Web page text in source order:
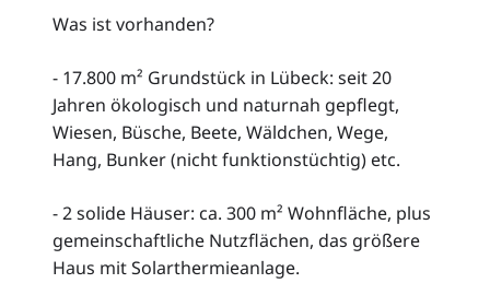
Was ist vorhanden?
- 17.800 m² Grundstück in Lübeck: seit 20
Jahren ökologisch und naturnah gepflegt,
Wiesen, Büsche, Beete, Wäldchen, Wege,
Hang, Bunker (nicht funktionstüchtig) etc.
- 2 solide Häuser: ca. 300 m² Wohnfläche, plus
gemeinschaftliche Nutzflächen, das größere
Haus mit Solarthermieanlage.